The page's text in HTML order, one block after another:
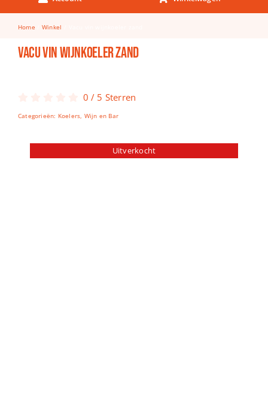
Keuken & Tafelen
Kinderfietsen
Knutselen
Spellen
Puzzels
Home Winkel
Vacu vin wijnkoeler zand
0 / 5 Sterren
Categorieën: Koelers, Wijn en Bar
Uitverkocht